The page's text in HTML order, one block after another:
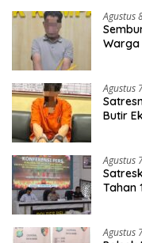
Agustus
Warga
Agustus
Butir
Agustus
Tahan
Agustus